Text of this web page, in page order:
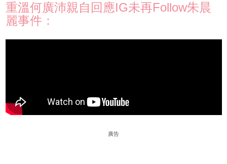
重溫何廣沛親自回應IG未再Follow朱晨
麗事件：
廣告